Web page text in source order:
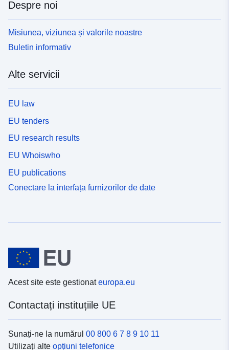
Despre noi
Misiunea, viziunea și valorile noastre
Buletin informativ
Alte servicii
EU law
EU tenders
EU research results
EU Whoiswho
EU publications
Conectare la interfața furnizorilor de date
Acest site este gestionateuropa.eu
Contactați instituțiile UE
Sunați-ne la numărul 00 800 6 7 8 9 10 11
Utilizați alte opțiuni telefonice